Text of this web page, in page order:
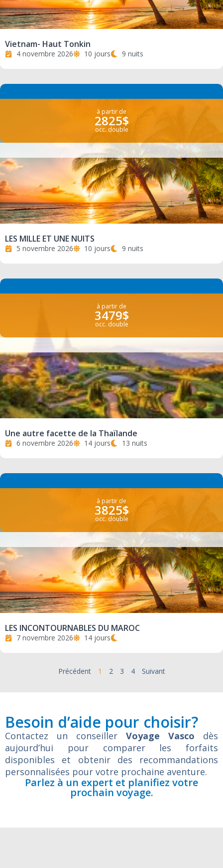
Vietnam- Haut Tonkin
4 novembre 2026 10 jours 9 nuits
à partir de
2825$
occ. double
LES MILLE ET UNE NUITS
5 novembre 2026 10 jours 9 nuits
à partir de
3479$
occ. double
Une autre facette de la Thaïlande
6 novembre 2026 14 jours 13 nuits
à partir de
3825$
occ. double
LES INCONTOURNABLES DU MAROC
7 novembre 2026 14 jours
Précédent 1 2 3 4 Suivant
Besoin d’aide pour choisir?
Contactez un conseiller Voyage Vasco dès
aujourd’hui pour comparer les forfaits
disponibles et obtenir des recommandations
personnalisées pour votre prochaine aventure.
Parlez à un expert et planifiez votre
prochain voyage.